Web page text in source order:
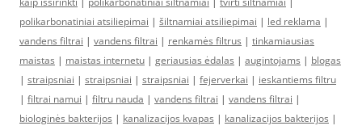
polikarbonatiniai atsiliepimai | šiltnamiai atsiliepimai | led reklama |
vandens filtrai | vandens filtrai | renkamės filtrus | tinkamiausias
maistas | maistas internetu | geriausias ėdalas | augintojams | blogas
| straipsniai | straipsniai | straipsniai | fejerverkai | ieskantiems filtru
| filtrai namui | filtru nauda | vandens filtrai | vandens filtrai |
biologinės bakterijos | kanalizacijos kvapas | kanalizacijos bakterijos |